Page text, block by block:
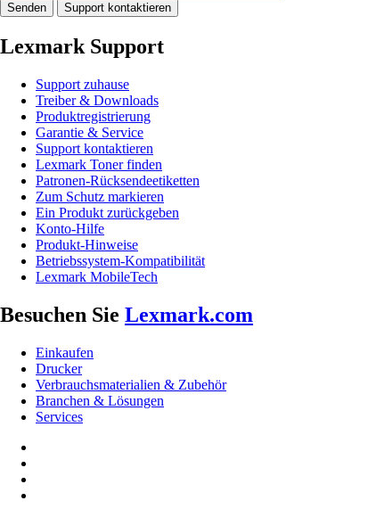
Senden Support kontaktieren
Lexmark Support
Support zuhause
Treiber & Downloads
Produktregistrierung
Garantie & Service
Support kontaktieren
Lexmark Toner finden
Patronen-Rücksendeetiketten
Zum Schutz markieren
Ein Produkt zurückgeben
Konto-Hilfe
Produkt-Hinweise
Betriebssystem-Kompatibilität
Lexmark MobileTech
Besuchen Sie Lexmark.com
Einkaufen
Drucker
Verbrauchsmaterialien & Zubehör
Branchen & Lösungen
Services